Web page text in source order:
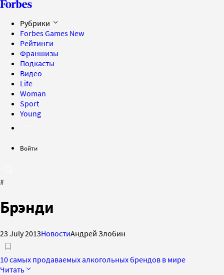
Рубрики
Forbes Games New
Рейтинги
Франшизы
Подкасты
Видео
Life
Woman
Sport
Young
Войти
#
Брэнди
23 July 2013НовостиАндрей Злобин
10 самых продаваемых алкогольных брендов в мире
Читать